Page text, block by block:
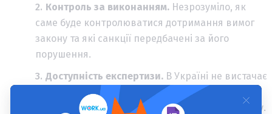
Контроль за виконанням. Незрозуміло, як
саме буде контролюватися дотримання вимог
закону та які санкції передбачені за його
порушення.
Доступність експертизи. В Україні не вистачає
професійних підрядників, які надають
комплексну підтримку корпоративному сектору.